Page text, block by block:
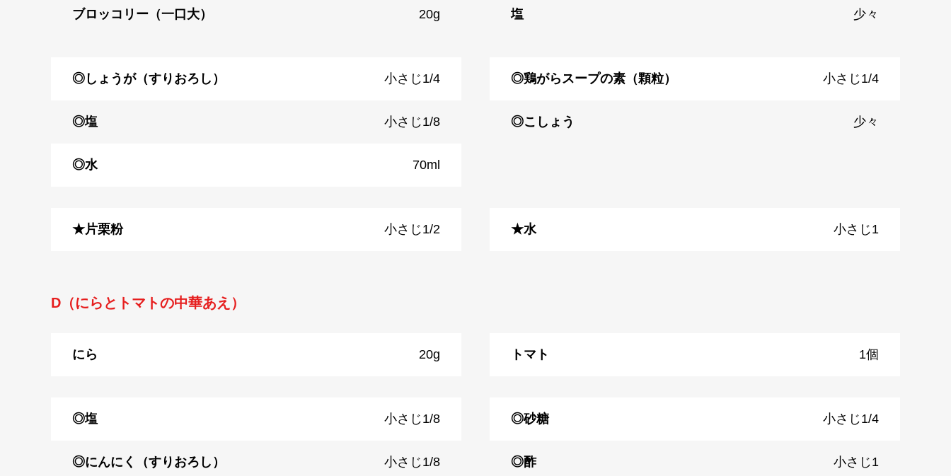
ブロッコリー（一口大） 20g 塩 少々
◎しょうが（すりおろし） 小さじ1/4 ◎鶏がらスープの素（顆粒） 小さじ1/4
◎塩 小さじ1/8 ◎こしょう 少々
◎水 70ml
★片栗粉 小さじ1/2 ★水 小さじ1
D（にらとトマトの中華あえ）
にら 20g トマト 1個
◎塩 小さじ1/8 ◎砂糖 小さじ1/4
◎にんにく（すりおろし） 小さじ1/8 ◎酢 小さじ1